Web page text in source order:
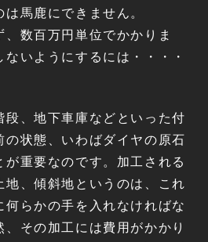
馬鹿にできません。
数百万円単位でかかりま
いようにするには・・・・
段、地下車庫などといった付
の状態、いわばダイヤの原石
重要なのです。加工される
地、傾斜地というのは、これ
何らかの手を入れなければな
その加工には費用がかかり